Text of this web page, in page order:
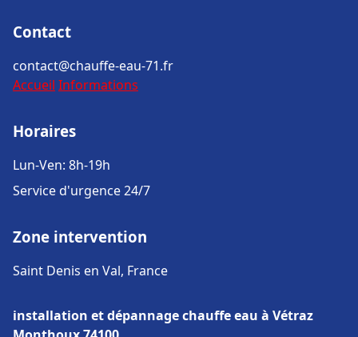
Contact
contact@chauffe-eau-71.fr
Accueil Informations
Horaires
Lun-Ven: 8h-19h
Service d'urgence 24/7
Zone intervention
Saint Denis en Val, France
installation et dépannage chauffe eau à Vétraz